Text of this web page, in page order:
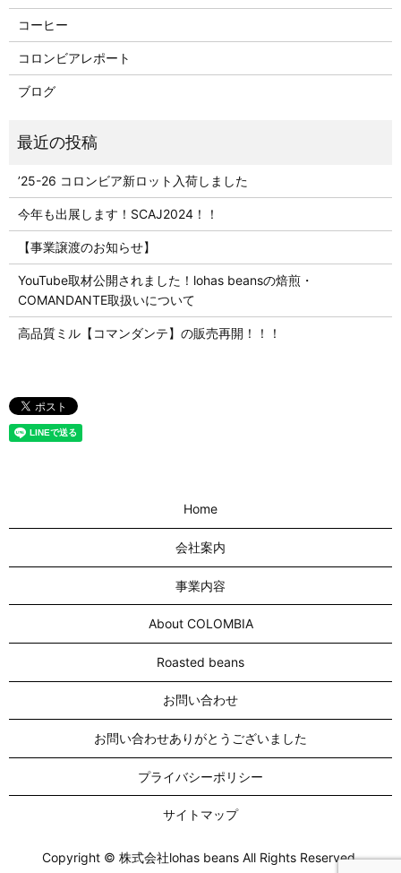
コーヒー
コロンビアレポート
ブログ
’25-26 コロンビア新ロット入荷しました
今年も出展します！SCAJ2024！！
【事業譲渡のお知らせ】
YouTube取材公開されました！lohas beansの焙煎・
COMANDANTE取扱いについて
高品質ミル【コマンダンテ】の販売再開！！！
Home
会社案内
事業内容
About COLOMBIA
Roasted beans
お問い合わせ
お問い合わせありがとうございました
プライバシーポリシー
サイトマップ
Copyright © 株式会社lohas beans All Rights Reserved.